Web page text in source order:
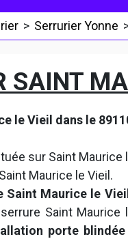
> Serrurier Yonne
SAINT
le Vieil dans le
sur Saint Maurice
Maurice le Vieil.
Saint Maurice le
Saint Maurice
porte